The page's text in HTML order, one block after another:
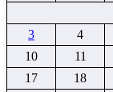
3
4
10
11
17
18